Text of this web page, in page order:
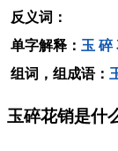
反义词：
单字解释： 玉 碎
组词，组成语：
玉碎花销是什